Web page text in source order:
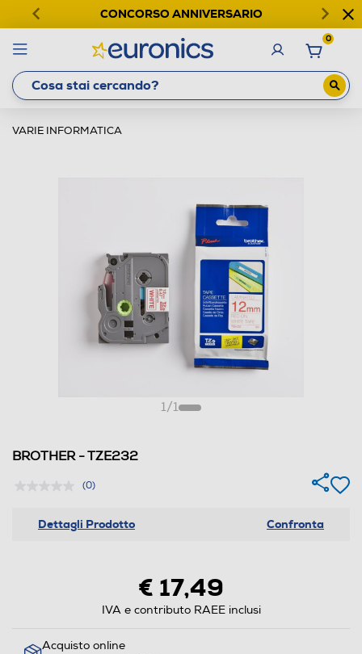
CONCORSO ANNIVERSARIO
0
VARIE INFORMATICA
1/1
BROTHER - TZE232
(0)
Dettagli Prodotto Confronta
€ 17,49
IVA e contributo RAEE inclusi
Acquisto online